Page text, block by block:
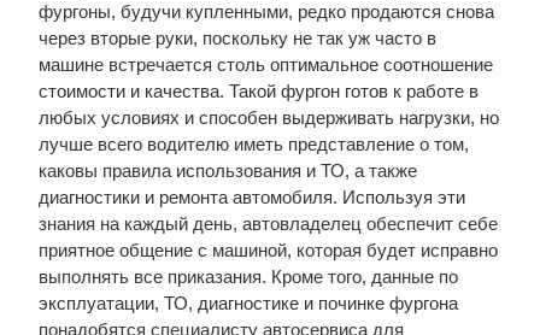
фургоны, будучи купленными, редко продаются снова
через вторые руки, поскольку не так уж часто в
машине встречается столь оптимальное соотношение
стоимости и качества. Такой фургон готов к работе в
любых условиях и способен выдерживать нагрузки, но
лучше всего водителю иметь представление о том,
каковы правила использования и ТО, а также
диагностики и ремонта автомобиля. Используя эти
знания на каждый день, автовладелец обеспечит себе
приятное общение с машиной, которая будет исправно
выполнять все приказания. Кроме того, данные по
эксплуатации, ТО, диагностике и починке фургона
понадобятся специалисту автосервиса для